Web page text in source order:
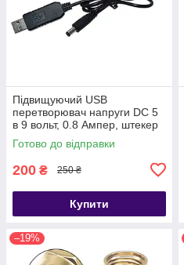
Підвищуючий USB
перетворювач напруги DC 5
в 9 вольт, 0.8 Ампер, штекер
5.5x2.1мм
Готово до відправки
200 ₴ 250 ₴
Купити
–19%